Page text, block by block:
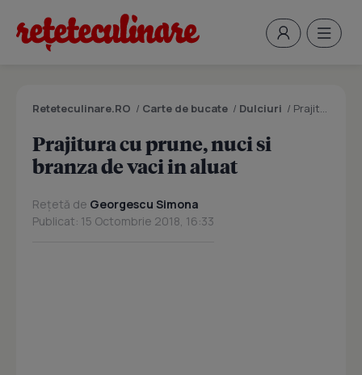
Reteteculinare.RO / Carte de bucate / Dulciuri / Prajitura cu prune, nuci si branza de vaci in aluat
Prajitura cu prune, nuci si
branza de vaci in aluat
Rețetă de Georgescu Simona
Publicat: 15 Octombrie 2018, 16:33